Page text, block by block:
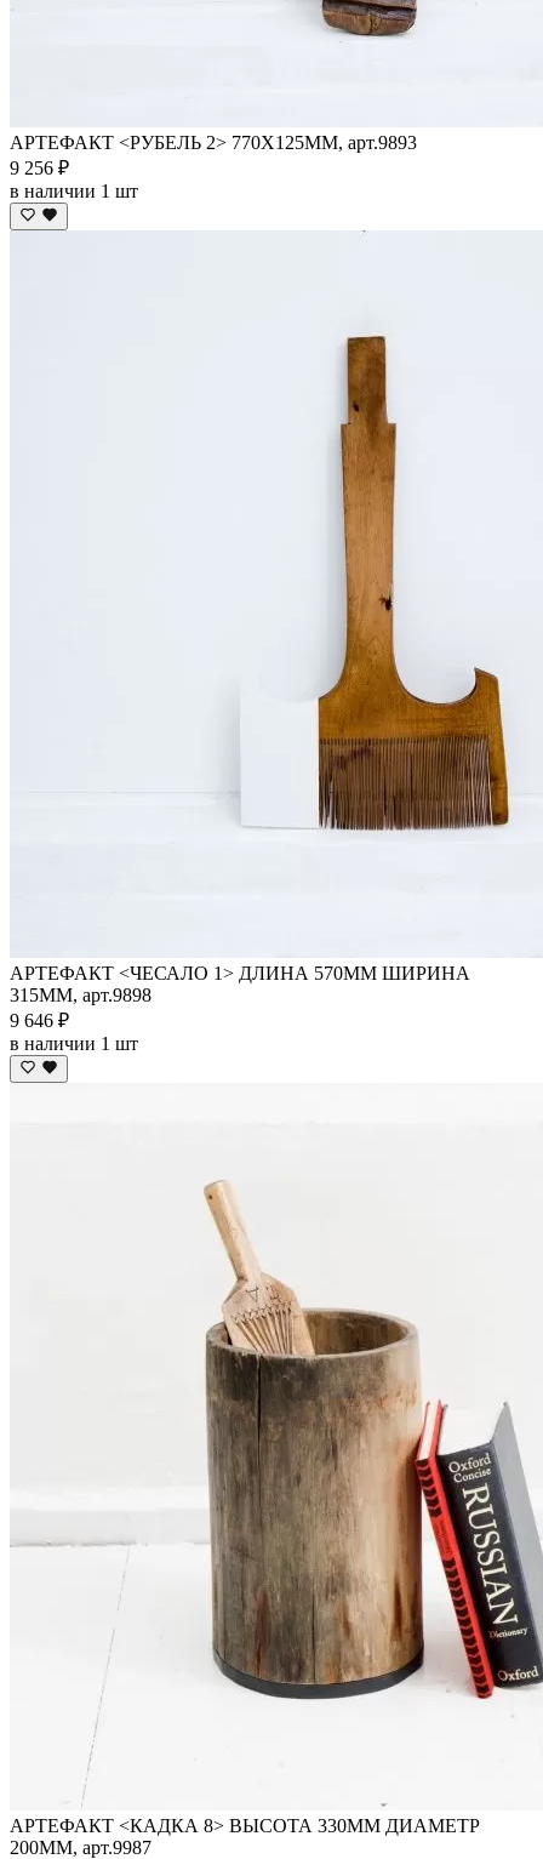
АРТЕФАКТ <РУБЕЛЬ 2> 770Х125ММ, арт.9893
9 256 ₽
в наличии 1 шт
АРТЕФАКТ <ЧЕСАЛО 1> ДЛИНА 570ММ ШИРИНА
315ММ, арт.9898
9 646 ₽
в наличии 1 шт
АРТЕФАКТ <КАДКА 8> ВЫСОТА 330ММ ДИАМЕТР
200ММ, арт.9987